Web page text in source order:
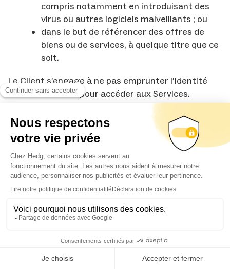
compris notamment en introduisant des
virus ou autres logiciels malveillants ; ou
dans le but de référencer des offres de
biens ou de services, à quelque titre que ce
soit.
Le Client s’engage à ne pas emprunter l’identité
d’un autre Client pour accéder aux Services.
Le Client s’engage à signaler à HEDG toute
utilisation non conforme ou toute défaillance de la
Plateforme de gestion qu’il aurait constaté via
l’adresse électronique contact@joinhedg.com.
5.4 Responsabilité du Client
Le Client engage sa responsabilité contractuelle en
cas de violation des stipulations des CGVU dans les
Le Client est seul responsable de l’utilisation qu’il
obligations qui lui incombent aux termes des
A ce titre, le Client garantit HEDG contre toute